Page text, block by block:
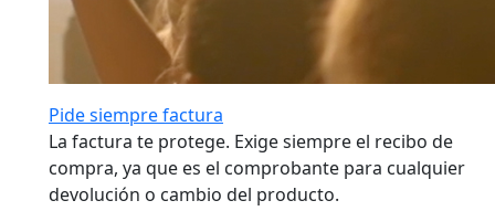
Pide siempre factura
La factura te protege. Exige siempre el recibo de
compra, ya que es el comprobante para cualquier
devolución o cambio del producto.